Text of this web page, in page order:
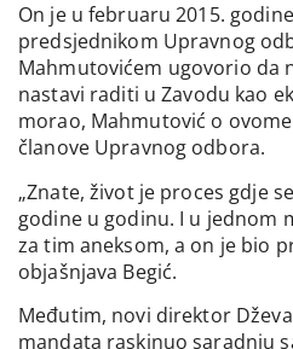
On je u februaru 2015.
predsjednikom Upravnog
Mahmutovićem ugovorio da
nastavi raditi u Zavodu kao
morao, Mahmutović o
članove Upravnog odbora.
„Znate, život je proces gdje
godine u godinu. I u jednom
za tim aneksom, a on je bio
objašnjava Begić.
Međutim, novi direktor
mandata raskinuo saradnju